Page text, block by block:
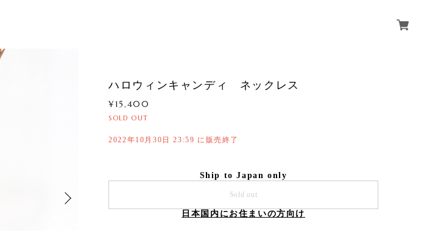
ハロウィンキャンディ ネックレス
¥15,400
SOLD OUT
2022年10月30日 23:59 に販売終了
Ship to Japan only
Sold out
日本国内にお住まいの方向け